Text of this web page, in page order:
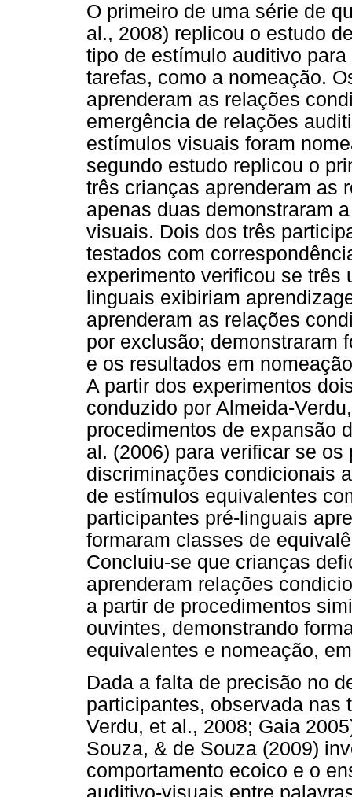
O primeiro de uma série de
al., 2008) replicou o estudo
tipo de estímulo auditivo
tarefas, como a nomeação.
aprenderam as relações
emergência de relações
estímulos visuais foram
segundo estudo replicou o
três crianças aprenderam as
apenas duas demonstraram
visuais. Dois dos três
testados com
experimento verificou se três
linguais exibiriam
aprenderam as relações
por exclusão; demonstraram
e os resultados em
A partir dos experimentos
conduzido por Almeida-
procedimentos de expansão
al. (2006) para verificar se
discriminações condicionais
de estímulos equivalentes
participantes pré-linguais
formaram classes de
Concluiu-se que crianças
aprenderam relações
a partir de procedimentos
ouvintes, demonstrando
equivalentes e nomeação,
Dada a falta de precisão no
participantes, observada nas
Verdu, et al., 2008; Gaia
Souza, & de Souza (2009)
comportamento ecoico e o